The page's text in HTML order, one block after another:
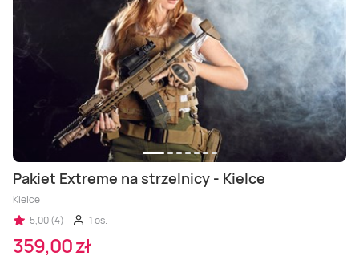
Pakiet Extreme na strzelnicy - Kielce
Kielce
5,00 (4)
1 os.
359,00 zł